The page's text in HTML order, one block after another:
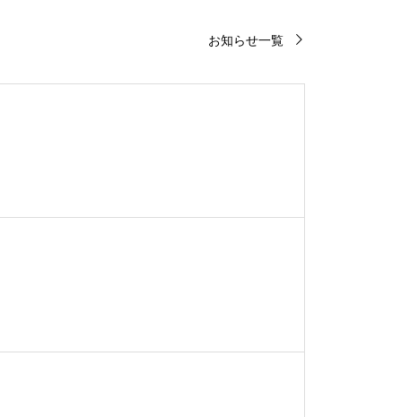
お知らせ一覧